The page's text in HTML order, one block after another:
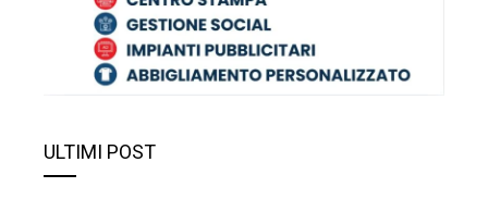
ULTIMI POST